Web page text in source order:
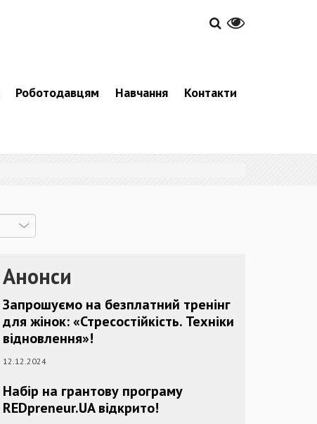
Роботодавцям Навчання Контакти
Анонси
Запрошуємо на безплатний тренінг
для жінок: «Стресостійкість. Техніки
відновлення»!
12.12.2024
Набір на грантову програму
REDpreneur.UA відкрито!